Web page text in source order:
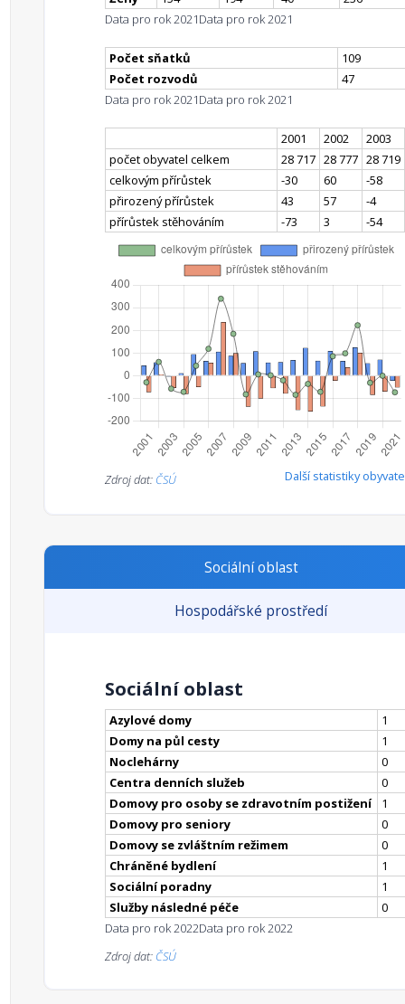
Data pro rok 2021Data pro rok 2021
Počet sňatků
109
Počet rozvodů
47
Data pro rok 2021Data pro rok 2021
2001 2002
2003
počet obyvatel celkem
28 717 28 777 28 719
celkovým přírůstek
-30 60
-58
přirozený přírůstek
43 57
-4
přírůstek stěhováním
-73 3 -54
Zdroj dat: ČSÚ Další statistiky
Sociální oblast
Hospodářské prostředí
Sociální oblast
Azylové domy
1
Domy na půl cesty
1
Noclehárny
0
Centra denních služeb
0
Domovy pro osoby se zdravotním postižení
1
Domovy pro seniory
0
Domovy se zvláštním režimem
0
Chráněné bydlení
1
Sociální poradny
1
Služby následné péče
0
Data pro rok 2022Data pro rok 2022
Zdroj dat: ČSÚ